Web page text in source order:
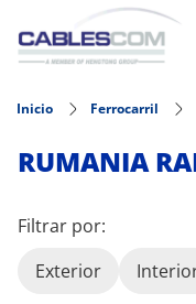
Pasar al contenido
Inicio Ferrocarril
RUMANIA
Filtrar por:
Exterior